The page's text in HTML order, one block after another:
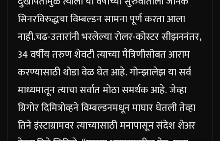
सिनरविरुद्धचा विम्बल्डन सामना पूर्ण करता आला
नाही.चढ-उतारांनी भरलेल्या रोलर-कोस्टर सीझननंतर,
34 वर्षीय तरुण शेवटी त्याच्या मैत्रिणीसोबत आराम
करण्यासाठी थोडा वेळ घेत आहे. गोन्झालेझ या सर्व
माध्यमातून त्याचा सर्वात मोठा समर्थक आहे. जेव्हा
ग्रिगोर दिमित्रोव्हने विम्बल्डनमधून माघार घेतली तेव्हा
तिने इंस्टाग्रामवर त्याच्यासाठी मनापासून संदेश शेअर